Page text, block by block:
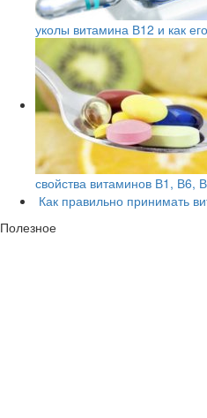
уколы витамина В12 и как
свойства витаминов В1, В6,
Как правильно принимать
Полезное